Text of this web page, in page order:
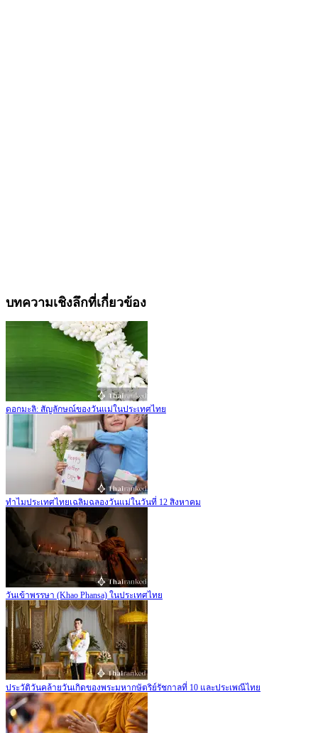
บทความเชิงลึกที่เกี่ยวข้อง
ดอกมะลิ: สัญลักษณ์ของวันแม่ในประเทศไทย
ทำไมประเทศไทยเฉลิมฉลองวันแม่ในวันที่ 12 สิงหาคม
วันเข้าพรรษา (Khao Phansa) ในประเทศไทย
ประวัติวันคล้ายวันเกิดของพระมหากษัตริย์รัชกาลที่ 10 และประเพณีไทย